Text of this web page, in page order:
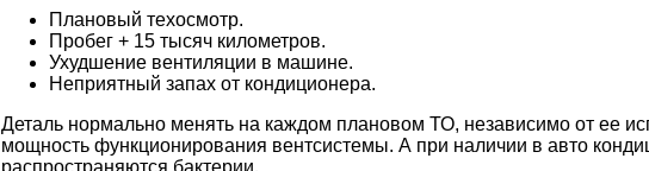
Плановый техосмотр.
Пробег + 15 тысяч километров.
Ухудшение вентиляции в машине.
Неприятный запах от кондиционера.
Деталь нормально менять на каждом плановом ТО, независимо от ее
мощность функционирования вентсистемы. А при наличии в авто